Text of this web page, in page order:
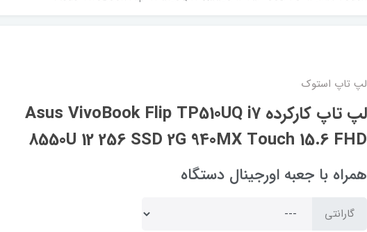
لپ تاپ استوک
لپ تاپ کارکرده Asus VivoBook Flip TP510UQ i7
8550U 12 256 SSD 2G 940MX Touch 15.6 FHD
همراه با جعبه اورجینال دستگاه
گارانتی